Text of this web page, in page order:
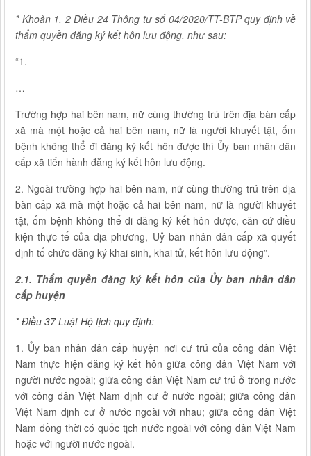
* Khoản 1, 2 Điều 24 Thông tư số 04/2020/TT-BTP quy định về
thẩm quyền đăng ký kết hôn lưu động, như sau:
“1.
…
Trường hợp hai bên nam, nữ cùng thường trú trên địa bàn cấp
xã mà một hoặc cả hai bên nam, nữ là người khuyết tật, ốm
bệnh không thể đi đăng ký kết hôn được thì Ủy ban nhân dân
cấp xã tiến hành đăng ký kết hôn lưu động.
2. Ngoài trường hợp hai bên nam, nữ cùng thường trú trên địa
bàn cấp xã mà một hoặc cả hai bên nam, nữ là người khuyết
tật, ốm bệnh không thể đi đăng ký kết hôn được, căn cứ điều
kiện thực tế của địa phương, Uỷ ban nhân dân cấp xã quyết
định tổ chức đăng ký khai sinh, khai tử, kết hôn lưu động”.
2.1. Thẩm quyền đăng ký kết hôn của Ủy ban nhân dân
cấp huyện
* Điều 37 Luật Hộ tịch quy định:
1. Ủy ban nhân dân cấp huyện nơi cư trú của công dân Việt
Nam thực hiện đăng ký kết hôn giữa công dân Việt Nam với
người nước ngoài; giữa công dân Việt Nam cư trú ở trong nước
với công dân Việt Nam định cư ở nước ngoài; giữa công dân
Việt Nam định cư ở nước ngoài với nhau; giữa công dân Việt
Nam đồng thời có quốc tịch nước ngoài với công dân Việt Nam
hoặc với người nước ngoài.